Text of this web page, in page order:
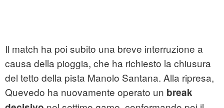
Il match ha poi subito una breve interruzione a
causa della pioggia, che ha richiesto la chiusura
del tetto della pista Manolo Santana. Alla ripresa,
Quevedo ha nuovamente operato un break